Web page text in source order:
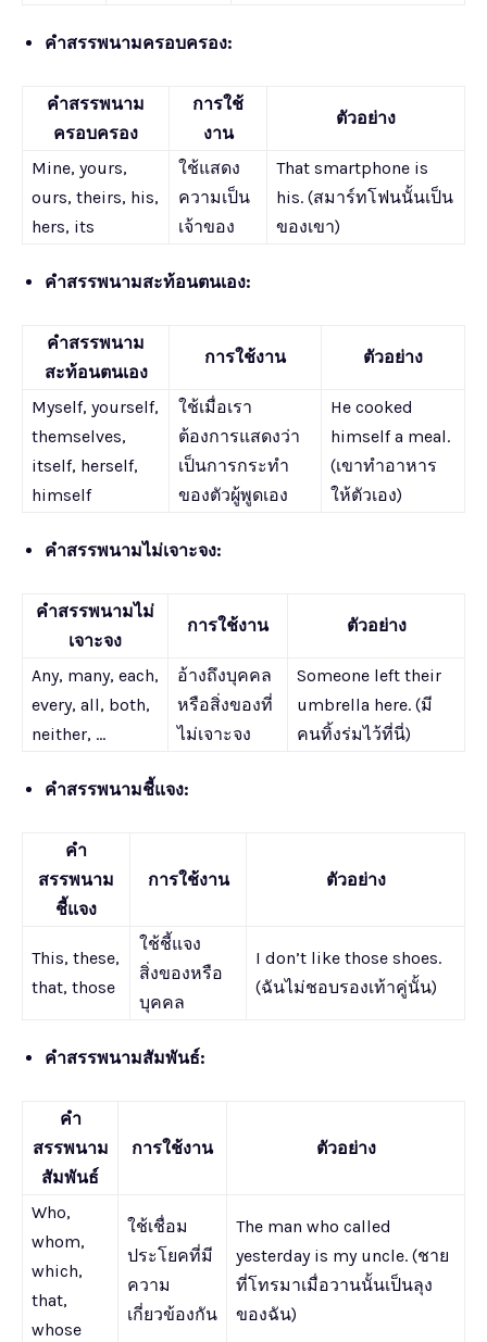
คำสรรพนามครอบครอง:
คำสรรพนาม
ครอบครอง
การใช้
งาน
ตัวอย่าง
Mine, yours,
ours, theirs, his,
hers, its
ใช้แสดง
ความเป็น
เจ้าของ
That smartphone is
his. (สมาร์ทโฟนนั้นเป็น
ของเขา)
คำสรรพนามสะท้อนตนเอง:
คำสรรพนาม
สะท้อนตนเอง
การใช้งาน ตัวอย่าง
Myself, yourself,
themselves,
itself, herself,
himself
ใช้เมื่อเรา
ต้องการแสดงว่า
เป็นการกระทำ
ของตัวผู้พูดเอง
He cooked
himself a meal.
(เขาทำอาหาร
ให้ตัวเอง)
คำสรรพนามไม่เจาะจง:
คำสรรพนามไม่
เจาะจง
การใช้งาน ตัวอย่าง
Any, many, each,
every, all, both,
neither, …
อ้างถึงบุคคล
หรือสิ่งของที่
ไม่เจาะจง
Someone left their
umbrella here. (มี
คนทิ้งร่มไว้ที่นี่)
คำสรรพนามชี้แจง:
คำ
สรรพนาม
ชี้แจง
การใช้งาน ตัวอย่าง
This, these,
that, those
ใช้ชี้แจง
สิ่งของหรือ
บุคคล
I don’t like those shoes.
(ฉันไม่ชอบรองเท้าคู่นั้น)
คำสรรพนามสัมพันธ์:
คำ
สรรพนาม
สัมพันธ์
การใช้งาน ตัวอย่าง
Who,
whom,
which,
that,
whose
ใช้เชื่อม
ประโยคที่มี
ความ
เกี่ยวข้องกัน
The man who called
yesterday is my uncle. (ชาย
ที่โทรมาเมื่อวานนั้นเป็นลุง
ของฉัน)